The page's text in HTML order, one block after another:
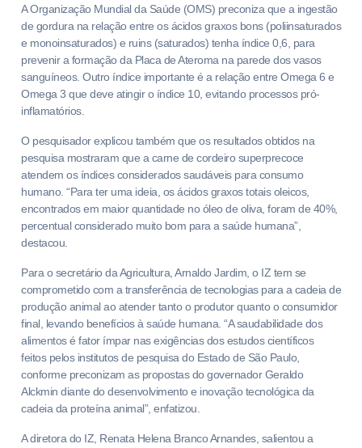
A Organização Mundial da Saúde (OMS) preconiza que a ingestão
de gordura na relação entre os ácidos graxos bons (poliinsaturados
e monoinsaturados) e ruins (saturados) tenha índice 0,6, para
prevenir a formação da Placa de Ateroma na parede dos vasos
sanguíneos. Outro índice importante é a relação entre Omega 6 e
Omega 3 que deve atingir o índice 10, evitando processos pró-
inflamatórios.
O pesquisador explicou também que os resultados obtidos na
pesquisa mostraram que a carne de cordeiro superprecoce
atendem os índices considerados saudáveis para consumo
humano. “Para ter uma ideia, os ácidos graxos totais oleicos,
encontrados em maior quantidade no óleo de oliva, foram de 40%,
percentual considerado muito bom para a saúde humana”,
destacou.
Para o secretário da Agricultura, Arnaldo Jardim, o IZ tem se
comprometido com a transferência de tecnologias para a cadeia de
produção animal ao atender tanto o produtor quanto o consumidor
final, levando benefícios à saúde humana. “A saudabilidade dos
alimentos é fator ímpar nas exigências dos estudos científicos
feitos pelos institutos de pesquisa do Estado de São Paulo,
conforme preconizam as propostas do governador Geraldo
Alckmin diante do desenvolvimento e inovação tecnológica da
cadeia da proteína animal”, enfatizou.
A diretora do IZ, Renata Helena Branco Arnandes, salientou a